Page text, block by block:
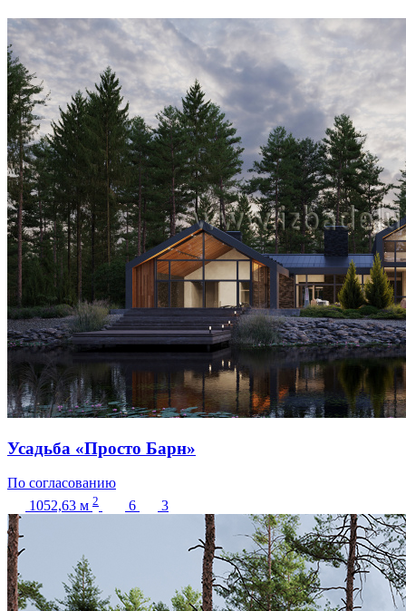
Усадьба «Просто Барн»
По согласованию
1052,63 м 2 6 3